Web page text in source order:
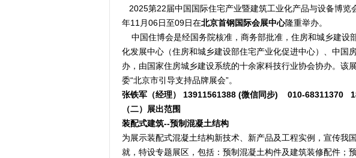
2025第22届中国国际住宅产业暨建筑工业化产品与设备博览
年11月06日至09日在北京首钢国际会展中心隆重举办。
中国住博会是经国务院核准，商务部批准，住房和城乡建设
化发展中心（住房和城乡建设部住宅产业化促进中心）、中国
办，由国家住房城乡建设系统的十余家科技行业协会协办。该
委“北京市引导支持品牌展会”。
张铁军（经理） 13911561388 (微信同步)
010-68311370
（二）展出范围
装配式建筑--预制混凝土结构
为展示装配式混凝土结构新技术、新产品及工程实例，宣传我
就，特设专题展区，包括：预制混凝土构件及建筑装修配件；